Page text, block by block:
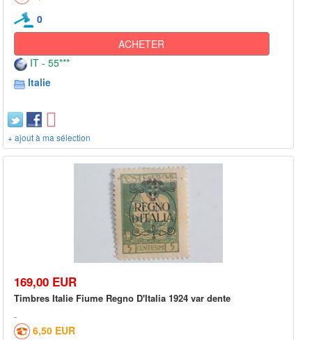
0
ACHETER
IT - 55***
Italie
+ ajout à ma sélection
169,00 EUR
Timbres Italie Fiume Regno D'Italia 1924 var dente
6,50 EUR